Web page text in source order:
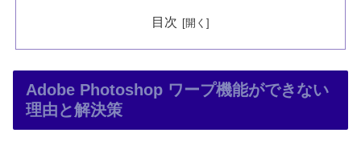
目次
Adobe Photoshop ワープ機能ができない
理由と解決策